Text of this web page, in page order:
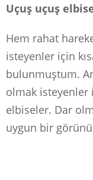
Uçuş uçuş
Hem rahat
isteyenler için
bulunmuştum.
olmak isteyenler
elbiseler. Dar
uygun bir